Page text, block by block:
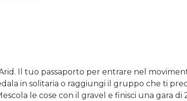
Il tuo passaporto per entrare nel
in solitaria o raggiungi il gruppo che ti
le cose con il gravel e finisci una gara